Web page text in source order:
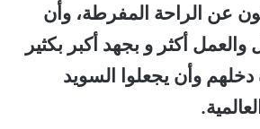
عن الراحة المفرطة، وأن
أكثر و بجهد أكبر بكثير
دخلهم وأن يجعلوا السويد